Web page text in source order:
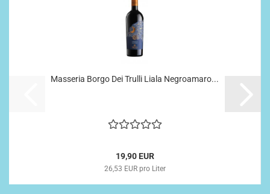
Masseria Borgo Dei Trulli Liala Negroamaro...
19,90 EUR
26,53 EUR pro Liter